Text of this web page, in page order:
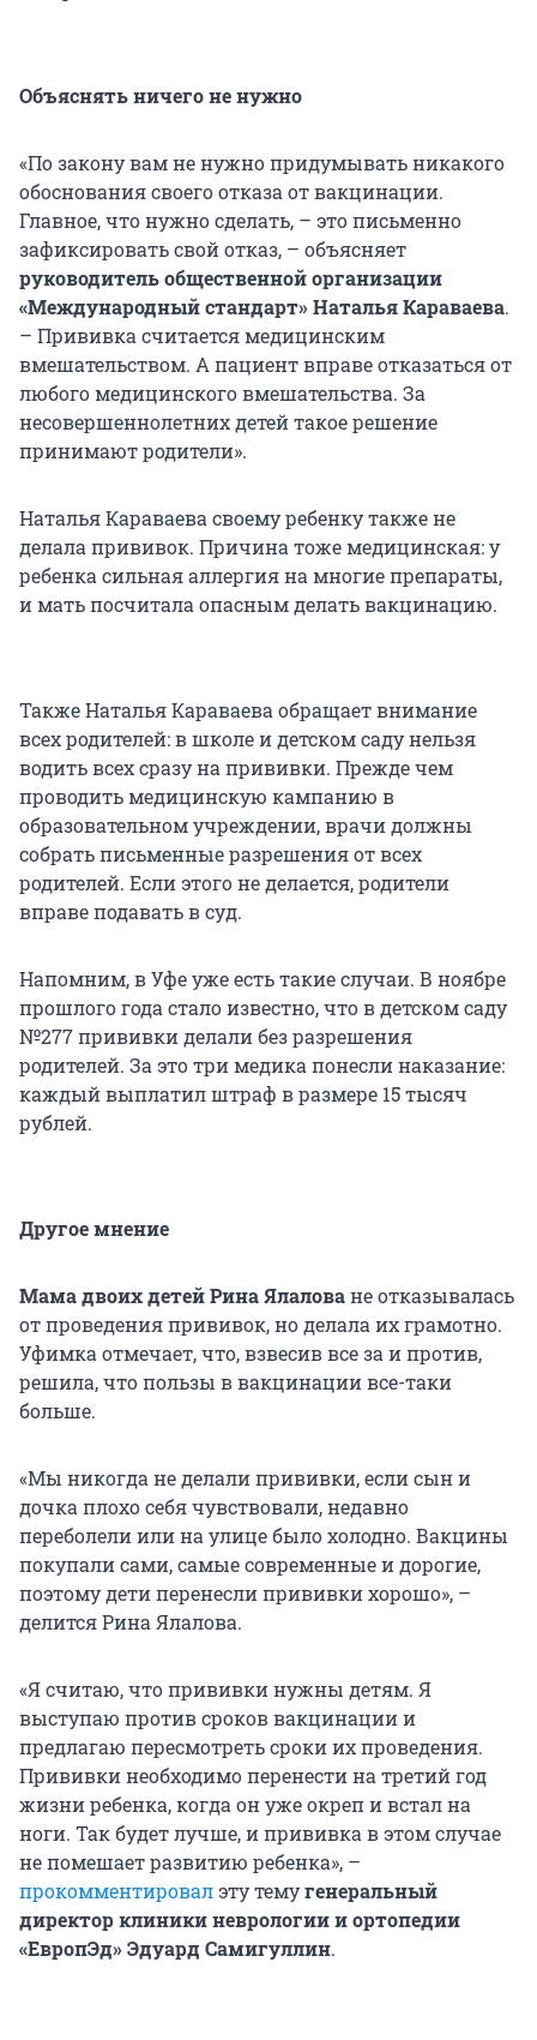
Объяснять ничего не нужно
«По закону вам не нужно придумывать никакого
обоснования своего отказа от вакцинации.
Главное, что нужно сделать, – это письменно
зафиксировать свой отказ, – объясняет
руководитель общественной организации
«Международный стандарт» Наталья Караваева.
– Прививка считается медицинским
вмешательством. А пациент вправе отказаться от
любого медицинского вмешательства. За
несовершеннолетних детей такое решение
принимают родители».
Наталья Караваева своему ребенку также не
делала прививок. Причина тоже медицинская: у
ребенка сильная аллергия на многие препараты,
и мать посчитала опасным делать вакцинацию.
Также Наталья Караваева обращает внимание
всех родителей: в школе и детском саду нельзя
водить всех сразу на прививки. Прежде чем
проводить медицинскую кампанию в
образовательном учреждении, врачи должны
собрать письменные разрешения от всех
родителей. Если этого не делается, родители
вправе подавать в суд.
Напомним, в Уфе уже есть такие случаи. В ноябре
прошлого года стало известно, что в детском саду
№277 прививки делали без разрешения
родителей. За это три медика понесли наказание:
каждый выплатил штраф в размере 15 тысяч
рублей.
Другое мнение
Мама двоих детей Рина Ялаловане отказывалась
от проведения прививок, но делала их грамотно.
Уфимка отмечает, что, взвесив все за и против,
решила, что пользы в вакцинации все-таки
больше.
«Мы никогда не делали прививки, если сын и
дочка плохо себя чувствовали, недавно
переболели или на улице было холодно. Вакцины
покупали сами, самые современные и дорогие,
поэтому дети перенесли прививки хорошо», –
делится Рина Ялалова.
«Я считаю, что прививки нужны детям. Я
выступаю против сроков вакцинации и
предлагаю пересмотреть сроки их проведения.
Прививки необходимо перенести на третий год
жизни ребенка, когда он уже окреп и встал на
ноги. Так будет лучше, и прививка в этом случае
не помешает развитию ребенка», –
прокомментировалэту темугенеральный
директор клиники неврологии и ортопедии
«ЕвропЭд» Эдуард Самигуллин.